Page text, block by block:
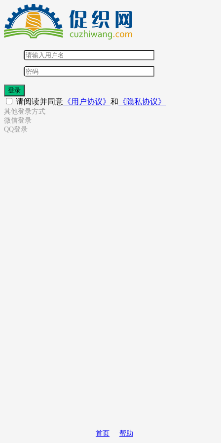
登录
请阅读并同意 《用户协议》 和 《隐私协议》
其他登录方式
微信登录
QQ登录
首页 帮助